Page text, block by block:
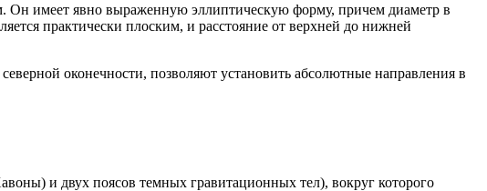
Он имеет явно выраженную эллиптическую форму, причем диаметр в
практически плоским, и расстояние от верхней до нижней
оконечности, позволяют установить абсолютные направления в
и двух поясов темных гравитационных тел), вокруг которого